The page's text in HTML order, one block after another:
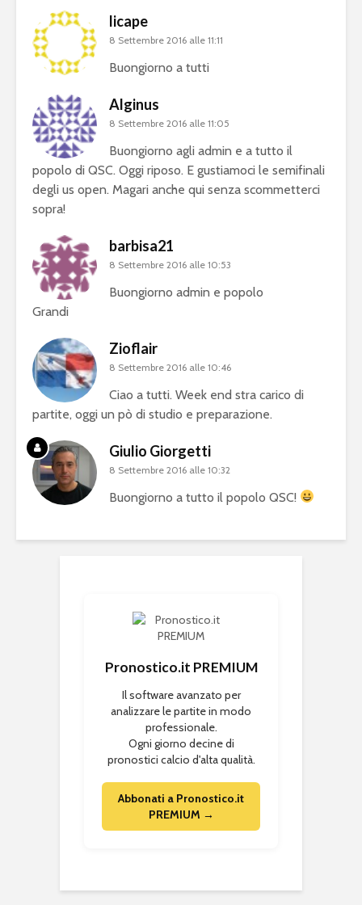
licape
8 Settembre 2016 alle 11:11
Buongiorno a tutti
Alginus
8 Settembre 2016 alle 11:05
Buongiorno agli admin e a tutto il
popolo di QSC. Oggi riposo. E gustiamoci le semifinali
degli us open. Magari anche qui senza scommetterci
sopra!
barbisa21
8 Settembre 2016 alle 10:53
Buongiorno admin e popolo
Grandi
Zioflair
8 Settembre 2016 alle 10:46
Ciao a tutti. Week end stra carico di
partite, oggi un pò di studio e preparazione.
Giulio Giorgetti
8 Settembre 2016 alle 10:32
Buongiorno a tutto il popolo QSC!
Pronostico.it PREMIUM
Il software avanzato per
analizzare le partite in modo
professionale.
Ogni giorno decine di
pronostici calcio d'alta qualità.
Abbonati a Pronostico.it
PREMIUM →